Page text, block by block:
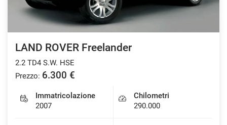
LAND ROVER Freelander
2.2 TD4 S.W. HSE
Prezzo: 6.300 €
Immatricolazione
2007
Chilometri
290.000